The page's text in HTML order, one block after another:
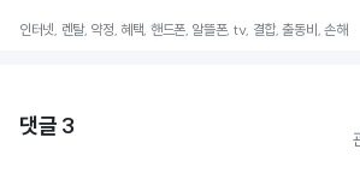
인터넷, 렌탈, 약정, 혜택, 핸드폰, 알뜰폰, tv, 결합, 출동비, 손해
댓글 3